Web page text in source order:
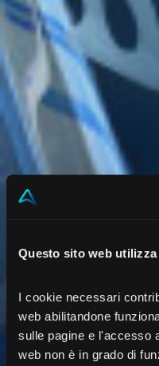
Questo sito web
I cookie necessari
web abilitandone
sulle pagine e l'accesso
web non è in grado di